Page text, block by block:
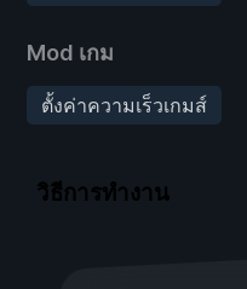
Mod เกม
ตั้งค่าความเร็วเกมส์
วิธีการทำงาน